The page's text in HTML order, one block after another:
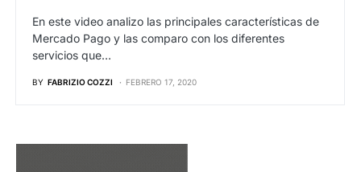
En este video analizo las principales características de
Mercado Pago y las comparo con los diferentes
servicios que…
BY FABRIZIO COZZI FEBRERO 17, 2020